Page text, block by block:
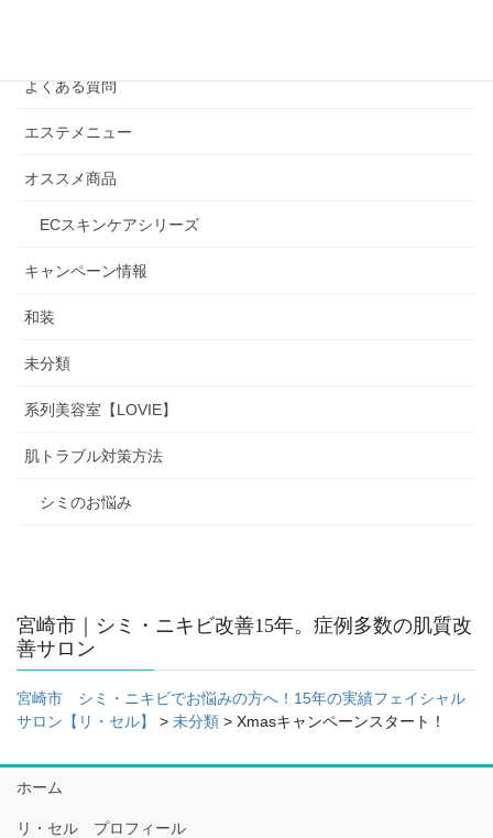
よくある質問
エステメニュー
オススメ商品
ECスキンケアシリーズ
キャンペーン情報
和装
未分類
系列美容室【LOVIE】
肌トラブル対策方法
シミのお悩み
宮崎市｜シミ・ニキビ改善15年。症例多数の肌質改
善サロン
宮崎市 シミ・ニキビでお悩みの方へ！15年の実績フェイシャル
サロン【リ・セル】
> 未分類 > Xmasキャンペーンスタート！
ホーム
リ・セル プロフィール